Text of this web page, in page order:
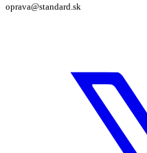
oprava@standard.sk